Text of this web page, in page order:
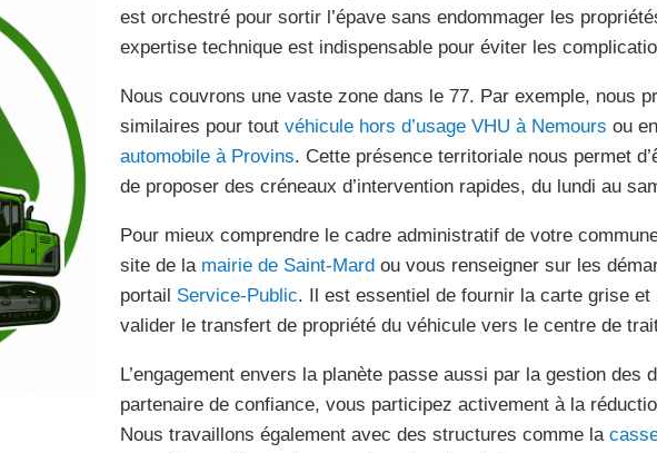
est orchestré pour sortir l’épave sans endommager les
expertise technique est indispensable pour éviter les
Nous couvrons une vaste zone dans le 77. Par exemple, nous
similaires pour tout véhicule hors d’usage VHU à Nemours ou
automobile à Provins. Cette présence territoriale nous permet
de proposer des créneaux d’intervention rapides, du lundi au
Pour mieux comprendre le cadre administratif de votre
site de la mairie de Saint-Mard ou vous renseigner sur les
portail Service-Public. Il est essentiel de fournir la carte grise et
valider le transfert de propriété du véhicule vers le centre de
L’engagement envers la planète passe aussi par la gestion des
partenaire de confiance, vous participez activement à la
Nous travaillons également avec des structures comme la